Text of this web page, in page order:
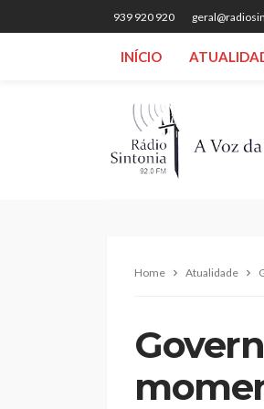
939 920 920
INÍCIO
Home Atualidade